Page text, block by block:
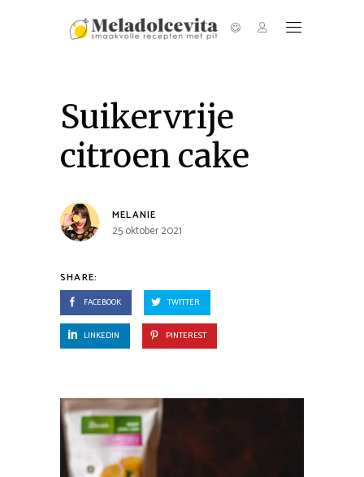
Suikervrije
citroen cake
MELANIE
25 oktober 2021
SHARE:
FACEBOOK TWITTER
LINKEDIN PINTEREST